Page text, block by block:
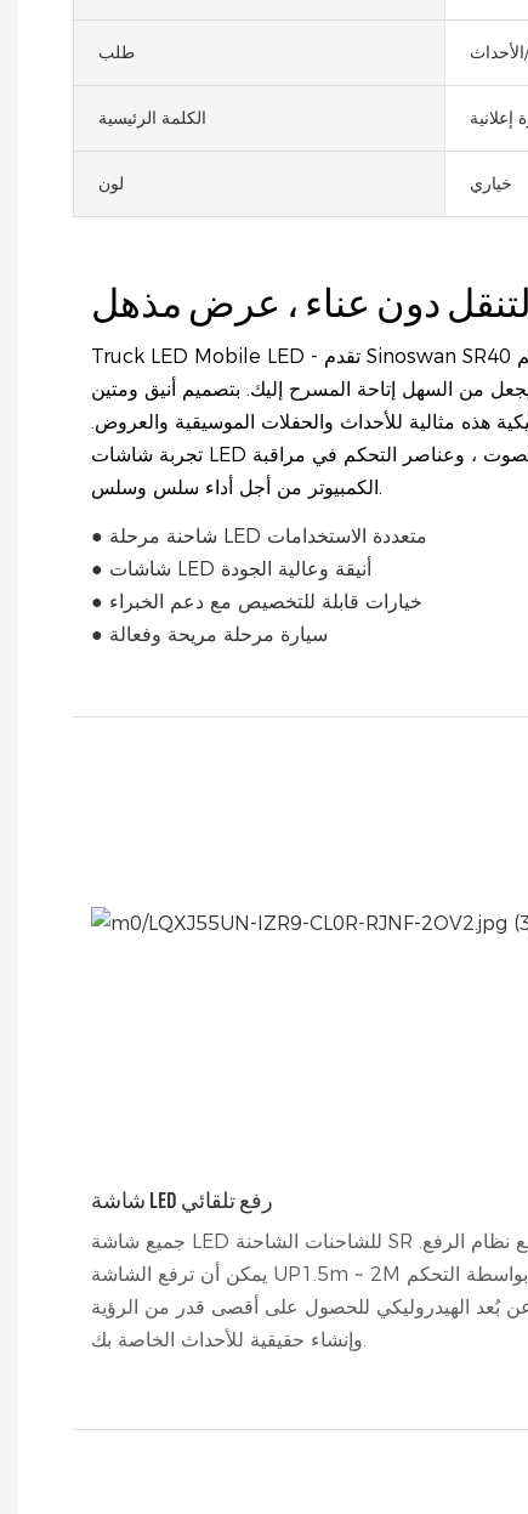
طلب
الكلمة الرئيسية
لون خياري
Truck LED Mobile LED - تقدم Sinoswan SR40 تخصيص تصميم احترافي ودعم
من السهل إتاحة المسرح إليك. بتصميم أنيق ومتين
هذه مثالية للأحداث والحفلات الموسيقية والعروض.
تجربة شاشات LED عالية الجودة ، أغطية مكبرات الصوت ، وعناصر التحكم في مراقبة
● شاحنة مرحلة LED متعددة الاستخدامات
● شاشات LED أنيقة وعالية الجودة
● خيارات قابلة للتخصيص مع دعم الخبراء
● سيارة مرحلة مريحة وفعالة
شاشة LED رفع تلقائي
جميع شاشة LED للشاحنات الشاحنة SR مع نظام الرفع.
يمكن أن ترفع الشاشة UP1.5m ~ 2M بواسطة التحكم
بُعد الهيدروليكي للحصول على أقصى قدر من الرؤية
وإنشاء حقيقية للأحداث الخاصة بك.